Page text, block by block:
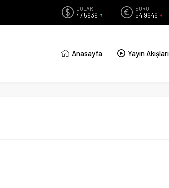
DOLAR
47,5939
EURO
54,9646
Anasayfa Yayın Akışları